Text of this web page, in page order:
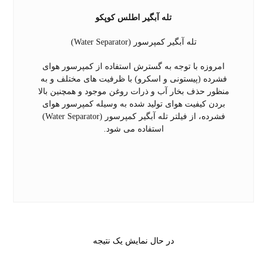
تله آبگیر اطلس کوپکو
تله آبگیر کمپرسور (Water Separator)
امروزه با توجه به گسترش استفاده از کمپرسور هوای
فشرده (پیستونی و اسکرو) با ظرفیت های مختلف و به
منظور حذف بخار آب و ذرات روغن موجود و همچنین بالا
بردن کیفیت هوای تولید شده به وسیله کمپرسور هوای
فشرده، از فیلتر تله آبگیر کمپرسور (Water Separator)
استفاده می شود.
در حال نمایش یک نتیجه